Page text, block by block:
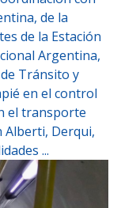
de la
de la Estación
Argentina,
Tránsito y
en el control
el transporte
Alberti, Derqui,
...